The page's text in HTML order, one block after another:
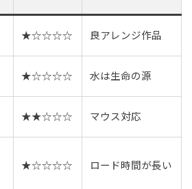
★☆☆☆☆ 良アレンジ作品
★☆☆☆☆ 水は生命の源
★★☆☆☆ マウス対応
★☆☆☆☆ ロード時間が長い